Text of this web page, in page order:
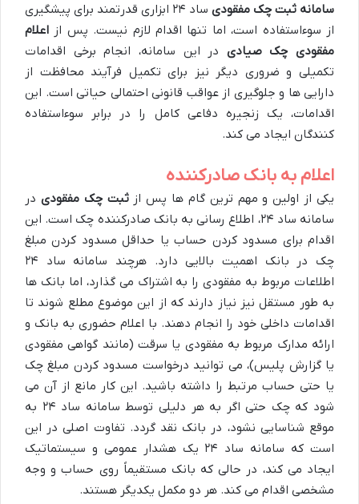
سامانه ثبت چک مفقودی
ساد ۲۴ ابزاری قدرتمند برای پیشگیری
از سوءاستفاده است، اما تنها اقدام لازم نیست. پس از اعلام
مفقودی چک صیادی در این سامانه، انجام برخی اقدامات
تکمیلی و ضروری دیگر نیز برای تکمیل فرآیند محافظت از
دارایی ها و جلوگیری از عواقب قانونی احتمالی حیاتی است. این
اقدامات، یک زنجیره دفاعی کامل را در برابر سوءاستفاده
کنندگان ایجاد می کند.
اعلام به بانک صادرکننده
یکی از اولین و مهم ترین گام ها پس ازثبت چک مفقودی در
سامانه ساد ۲۴، اطلاع رسانی به بانک صادرکننده چک است. این
اقدام برای مسدود کردن حساب یا حداقل مسدود کردن مبلغ
چک در بانک اهمیت بالایی دارد. هرچند سامانه ساد ۲۴
اطلاعات مربوط به مفقودی را به اشتراک می گذارد، اما بانک ها
به طور مستقل نیز نیاز دارند که از این موضوع مطلع شوند تا
اقدامات داخلی خود را انجام دهند. با اعلام حضوری به بانک و
ارائه مدارک مربوط به مفقودی یا سرقت (مانند گواهی مفقودی
یا گزارش پلیس)، می توانید درخواست مسدود کردن مبلغ چک
یا حتی حساب مرتبط را داشته باشید. این کار مانع از آن می
شود که چک حتی اگر به هر دلیلی توسط سامانه ساد ۲۴ به
موقع شناسایی نشود، در بانک نقد گردد. تفاوت اصلی در این
است که سامانه ساد ۲۴ یک هشدار عمومی و سیستماتیک
ایجاد می کند، در حالی که بانک مستقیماً روی حساب و وجه
مشخصی اقدام می کند. هر دو مکمل یکدیگر هستند.